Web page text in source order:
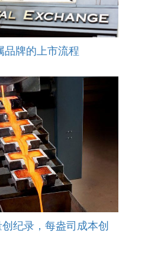
品牌的上市流程
纪录，每盎司成本创